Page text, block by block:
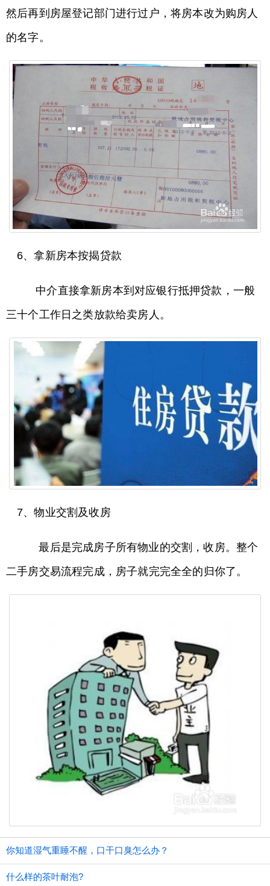
然后再到房屋登记部门进行过户，将房本改为购房人
的名字。
6、拿新房本按揭贷款
中介直接拿新房本到对应银行抵押贷款，一般
三十个工作日之类放款给卖房人。
7、物业交割及收房
最后是完成房子所有物业的交割，收房。整个
二手房交易流程完成，房子就完完全全的归你了。
你知道湿气重睡不醒，口干口臭怎么办？
什么样的茶叶耐泡?